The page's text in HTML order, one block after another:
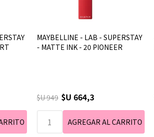
MAYBELLINE - LAB - SUPERSTAY
- MATTE INK - 20 PIONEER
$U 949 $U 664,3